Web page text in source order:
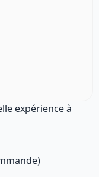
expérience à